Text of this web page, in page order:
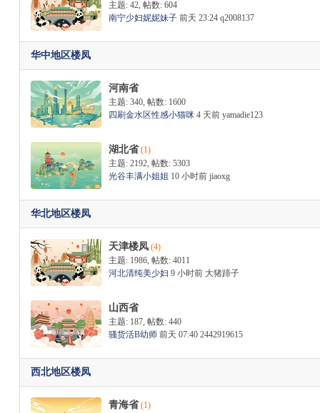
主题: 42, 帖数: 604
南宁少妇妮妮妹子 前天 23:24 q2008137
华中地区楼凤
河南省
主题: 340, 帖数: 1600
四刷金水区性感小猫咪 4 天前 yamadie123
湖北省(1)
主题: 2192, 帖数: 5303
光谷丰满小姐姐 10 小时前 jiaoxg
华北地区楼凤
天津楼凤 (4)
主题: 1986, 帖数: 4011
河北清纯美少妇 9 小时前 大猪蹄子
山西省
主题: 187, 帖数: 440
骚货活B幼师 前天 07:40 2442919615
西北地区楼凤
青海省(1)